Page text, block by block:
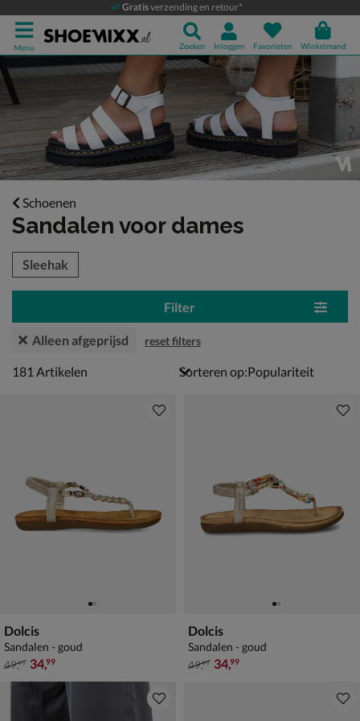
Gratisverzending en retour*
Menu Zoeken Inloggen Favorieten Winkelmand
Schoenen
Sandalen voor dames
over
Sleehak
Filter
Alleen afgeprijsd reset filters
181 artikelen
181 Artikelen Sorteren op:
Dolcis
Sandalen - goud
van € 49,99 voor € 34,99
49,99 34,99
Dolcis
Sandalen - goud
van € 49,99 voor € 34,99
49,99 34,99